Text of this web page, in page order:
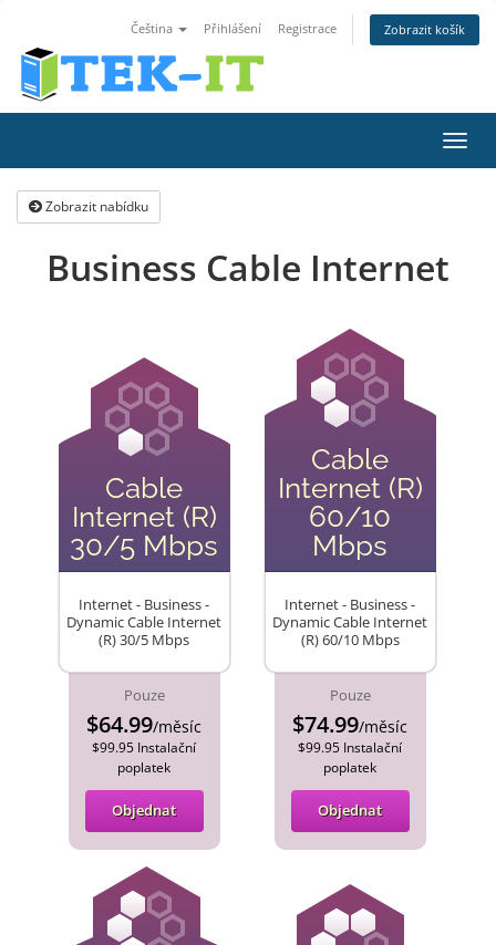
Čeština Přihlášení Registrace Zobrazit košík
Zobrazit nabídku
Business Cable Internet
Cable
Internet (R)
30/5 Mbps
Internet - Business -
Dynamic Cable Internet
(R) 30/5 Mbps
Pouze
$64.99/měsíc
$99.95 Instalační
poplatek
Objednat
Cable
Internet (R)
60/10
Mbps
Internet - Business -
Dynamic Cable Internet
(R) 60/10 Mbps
Pouze
$74.99/měsíc
$99.95 Instalační
poplatek
Objednat